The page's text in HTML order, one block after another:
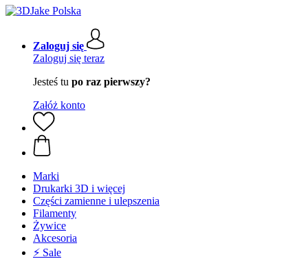
Zaloguj się
Zaloguj się teraz
Jesteś tu po raz pierwszy?
Załóż konto
Marki
Drukarki 3D i więcej
Części zamienne i ulepszenia
Filamenty
Żywice
Akcesoria
⚡ Sale